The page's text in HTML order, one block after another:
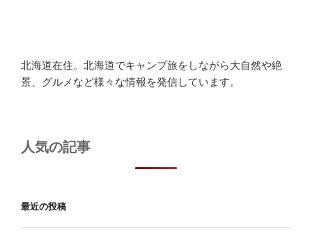
北海道在住。北海道でキャンプ旅をしながら大自然や絶
景、グルメなど様々な情報を発信しています。
人気の記事
最近の投稿